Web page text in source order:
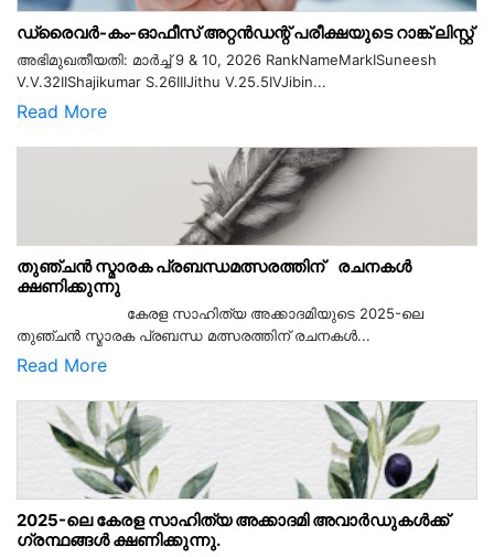
ഡ്രൈവർ-കം-ഓഫീസ് അറ്റൻഡന്റ് പരീക്ഷയുടെ റാങ്ക് ലിസ്റ്റ്
അഭിമുഖതീയതി: മാർച്ച് 9 & 10, 2026 RankNameMarkISuneesh
V.V.32IIShajikumar S.26IIIJithu V.25.5IVJibin...
Read More
തുഞ്ചൻ സ്മാരക പ്രബന്ധമത്സരത്തിന് രചനകൾ
ക്ഷണിക്കുന്നു
കേരള സാഹിത്യ അക്കാദമിയുടെ 2025-ലെ
തുഞ്ചൻ സ്മാരക പ്രബന്ധ മത്സരത്തിന് രചനകൾ...
Read More
2025-ലെ കേരള സാഹിത്യ അക്കാദമി അവാർഡുകൾക്ക്
ഗ്രന്ഥങ്ങൾ ക്ഷണിക്കുന്നു.